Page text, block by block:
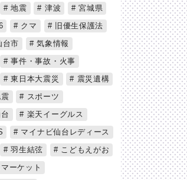
地震 津波
宮城県
クマ
旧優生保護法
市
気象情報
事件・事故・火事
東日本大震災
震災遺構
スポーツ
楽天イーグルス
マイナビ仙台レディース
羽生結弦
こどもえがお
ーケット